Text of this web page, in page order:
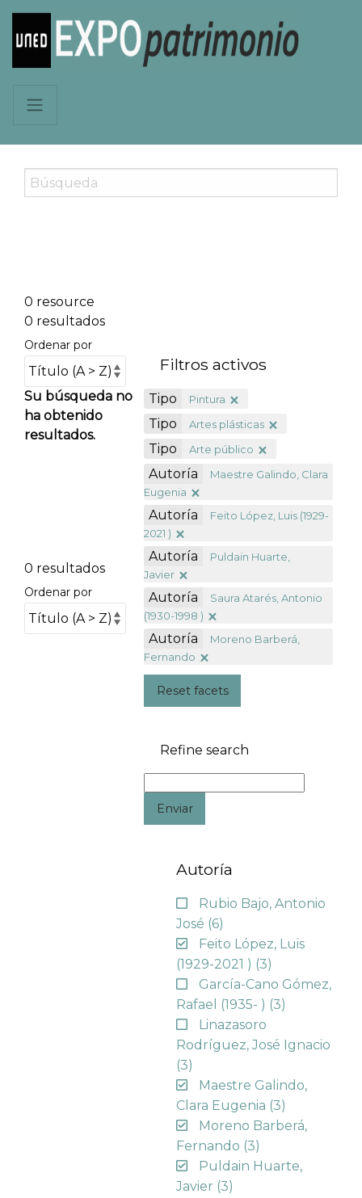
0 resource
0 resultados
Ordenar por
Su búsqueda no
ha obtenido
resultados.
0 resultados
Ordenar por
Filtros activos
Tipo Pintura
Tipo Artes plásticas
Tipo Arte público
Autoría
Maestre Galindo, Clara
Eugenia
Autoría
Feito López, Luis (1929-
2021 )
Autoría
Puldain Huarte,
Javier
Autoría
Saura Atarés, Antonio
(1930-1998 )
Autoría
Moreno Barberá,
Fernando
Reset facets
Refine search
Enviar
Autoría
Rubio Bajo, Antonio
José (6)
Feito López, Luis
(1929-2021 ) (3)
García-Cano Gómez,
Rafael (1935- ) (3)
Linazasoro
Rodríguez, José Ignacio
(3)
Maestre Galindo,
Clara Eugenia (3)
Moreno Barberá,
Fernando (3)
Puldain Huarte,
Javier (3)